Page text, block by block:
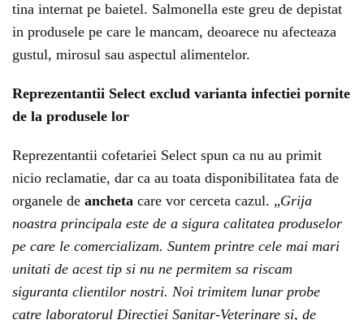
tina internat pe baietel. Salmonella este greu de depistat
in produsele pe care le mancam, deoarece nu afecteaza
gustul, mirosul sau aspectul alimentelor.
Reprezentantii Select exclud varianta infectiei pornite
de la produsele lor
Reprezentantii cofetariei Select spun ca nu au primit
nicio reclamatie, dar ca au toata disponibilitatea fata de
organele de ancheta care vor cerceta cazul. „Grija
noastra principala este de a sigura calitatea produselor
pe care le comercializam. Suntem printre cele mai mari
unitati de acest tip si nu ne permitem sa riscam
siguranta clientilor nostri. Noi trimitem lunar probe
catre laboratorul Directiei Sanitar-Veterinare si, de